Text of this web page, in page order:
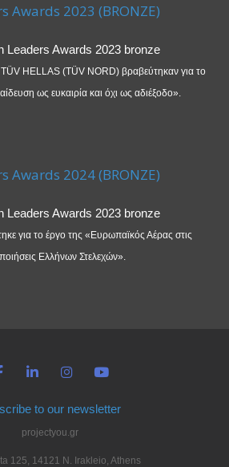
Awards 2023 (BRONZE)
HELLAS (TÜV NORD) βραβεύτηκαν για το
ως ευκαιρία και όχι ως αδιέξοδο».
Awards 2024 (BRONZE)
για το έργο της «Ευρωπαϊκός Αέρας στις
Ελλήνων Στελεχών».
to our newsletter
projectyou.gr
125, 14121 N. Irakleio, Athens